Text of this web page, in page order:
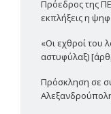
Πρόεδρος της
εκπλήξεις η
«Οι εχθροί του
αστυφύλαξ)
Πρόσκληση σε